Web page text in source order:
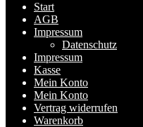
Start
AGB
Impressum
Datenschutz
Impressum
Kasse
Mein Konto
Mein Konto
Vertrag widerrufen
Warenkorb